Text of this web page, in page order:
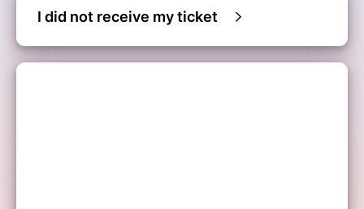
I did not receive my ticket